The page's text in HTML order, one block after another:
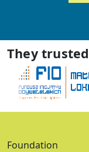
They
Foundation